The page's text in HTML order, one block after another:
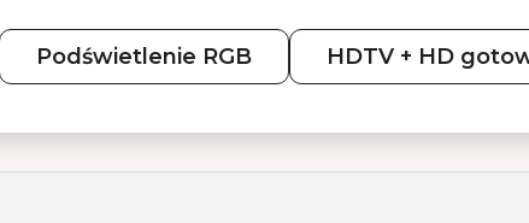
Podświetlenie RGB HDTV + HD